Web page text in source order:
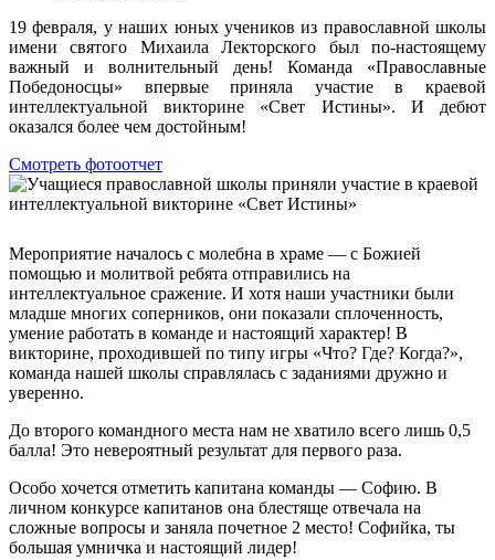
19 февраля, у наших юных учеников из православной школы
имени святого Михаила Лекторского был по-настоящему
важный и волнительный день! Команда «Православные
Победоносцы» впервые приняла участие в краевой
интеллектуальной викторине «Свет Истины». И дебют
оказался более чем достойным!
Смотреть фотоотчет
Мероприятие началось с молебна в храме — с Божией
помощью и молитвой ребята отправились на
интеллектуальное сражение. И хотя наши участники были
младше многих соперников, они показали сплоченность,
умение работать в команде и настоящий характер! В
викторине, проходившей по типу игры «Что? Где? Когда?»,
команда нашей школы справлялась с заданиями дружно и
уверенно.
До второго командного места нам не хватило всего лишь 0,5
балла! Это невероятный результат для первого раза.
Особо хочется отметить капитана команды — Софию. В
личном конкурсе капитанов она блестяще отвечала на
сложные вопросы и заняла почетное 2 место! Софийка, ты
большая умничка и настоящий лидер!